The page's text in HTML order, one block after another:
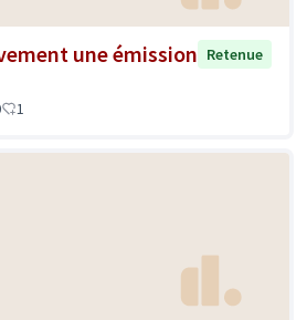
une émission Retenue
1